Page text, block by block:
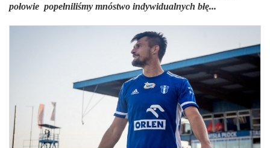
połowie popełniliśmy mnóstwo indywidualnych błę...